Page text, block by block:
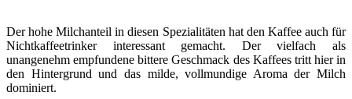
Der hohe Milchanteil in diesen Spezialitäten hat den Kaffee auch für
Nichtkaffeetrinker interessant gemacht. Der vielfach als
unangenehm empfundene bittere Geschmack des Kaffees tritt hier in
den Hintergrund und das milde, vollmundige Aroma der Milch
dominiert.